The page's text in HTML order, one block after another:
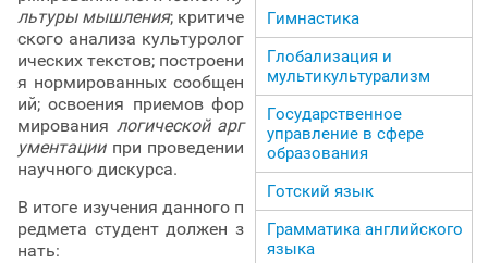
льтуры мышления; критиче
ского анализа культуролог
ических текстов; построени
я нормированных сообщен
ий; освоения приемов фор
мирования логической арг
ументациипри проведении
научного дискурса.
В итоге изучения данного п
редмета студент должен з
нать:
Гимнастика
Глобализация и
мультикультурализм
Государственное
управление в сфере
образования
Готский язык
Грамматика английского
языка